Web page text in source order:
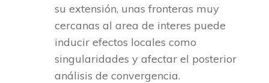
su extensión, unas fronteras muy
cercanas al area de interes puede
inducir efectos locales como
singularidades y afectar el posterior
análisis de convergencia.